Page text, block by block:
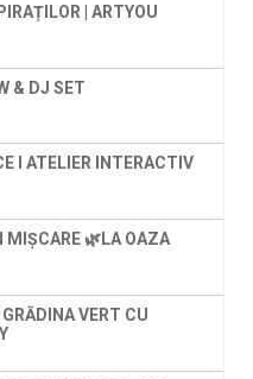
| ARTYOU
& DJ SET
I ATELIER INTERACTIV
MIȘCARE 🌿LA OAZA
VERT CU